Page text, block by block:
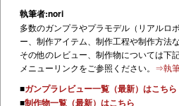
執筆者:nori
多数のガンプラやプラモデル（リアルロ
ー、制作アイテム、制作工程や制作方法
その他のレビュー、制作物については下
メニューリンクをご参照ください。 ⇒執
■ガンプラレビュー一覧（最新）はこちら
■制作物一覧（最新）はこちら